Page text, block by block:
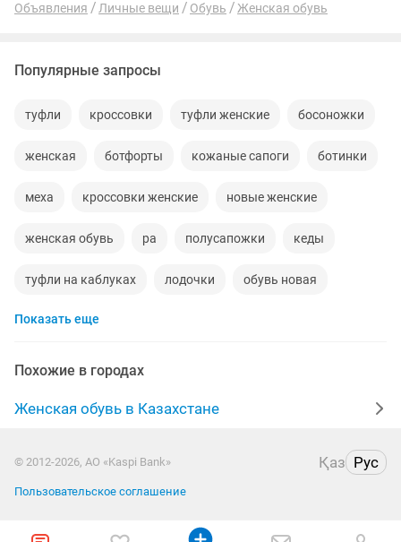
Объявления Личные вещи Обувь Женская обувь
Популярные запросы
туфли кроссовки туфли женские босоножки
женская ботфорты кожаные сапоги ботинки
меха кроссовки женские новые женские
женская обувь ра полусапожки кеды
туфли на каблуках лодочки обувь новая
сапоги замшевые
новые туфли платформа
лоферы
Показать еще
Похожие в городах
Женская обувь в Казахстане
© 2012-2026, АО «Kaspi Bank» Қаз Рус
Пользовательское соглашение